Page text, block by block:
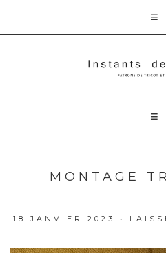
MONTAGE
18 JANVIER 2023 •